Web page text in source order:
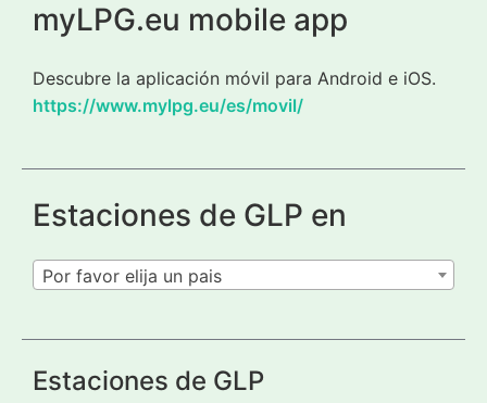
myLPG.eu mobile app
Descubre la aplicación móvil para Android e iOS.
https://www.mylpg.eu/es/movil/
Estaciones de GLP en
Por favor elija un pais
Estaciones de GLP